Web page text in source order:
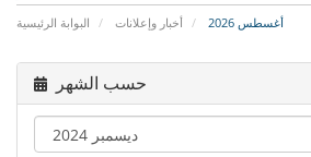
البوابة الرئيسية أخبار وإعلانات أغسطس 2026
حسب الشهر